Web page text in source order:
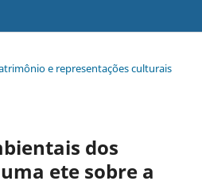
e representações culturais
dos
ete sobre a